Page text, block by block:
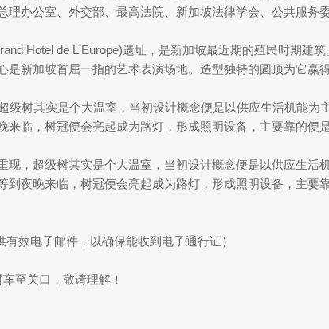
办公室、外交部、最高法院、新加坡法律学会、公共服务
Hotel de L'Europe)遗址，是新加坡最近期的殖民时期建筑
新加坡首屈一指的艺术表演场地。造型独特的圆顶为它赢
级树其实是个大温室，当初设计概念便是以供应生活机能为
临，树冠便会亮起成为路灯，形成照明设备，主要靠的便
，超级树其实是个大温室，当初设计概念便是以供应生活
夜晚来临，树冠便会亮起成为路灯，形成照明设备，主要
效电子邮件，以确保能收到电子通行证）
至关口，敬请理解！